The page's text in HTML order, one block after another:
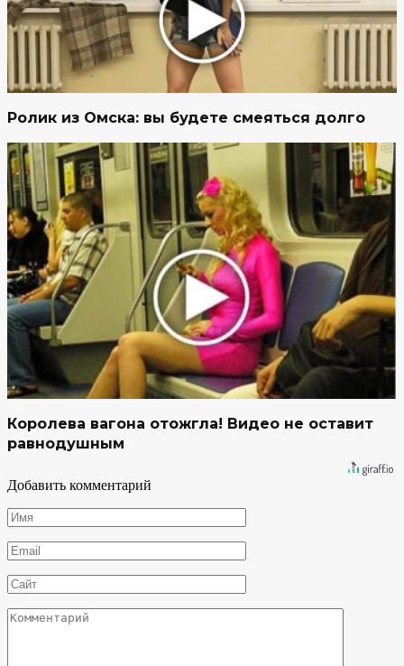
Ролик из Омска: вы будете смеяться долго
Королева вагона отожгла! Видео не оставит
равнодушным
Добавить комментарий
Имя
*
Email
*
Сайт
Комментарий